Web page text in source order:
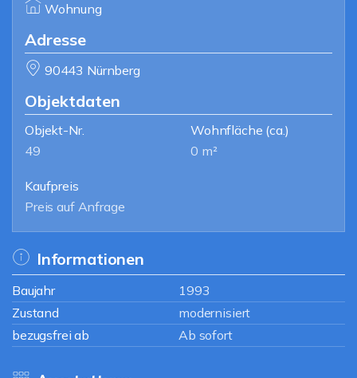
Wohnung
Adresse
90443 Nürnberg
Objektdaten
Objekt-Nr.
49
Wohnfläche (ca.)
0 m²
Kaufpreis
Preis auf Anfrage
Informationen
Baujahr
1993
Zustand
modernisiert
bezugsfrei ab
Ab sofort